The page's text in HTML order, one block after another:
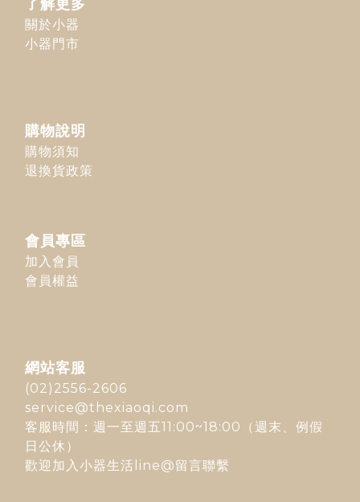
了解更多
關於小器
小器門市
購物說明
購物須知
退換貨政策
會員專區
加入會員
會員權益
網站客服
(02)2556-2606
service@thexiaoqi.com
客服時間：週一至週五11:00~18:00（週末、例假
日公休）
歡迎加入 小器生活line@留言聯繫